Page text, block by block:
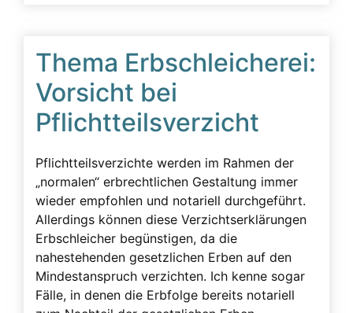
Thema Erbschleicherei:
Vorsicht bei
Pflichtteilsverzicht
Pflichtteilsverzichte werden im Rahmen der
„normalen“ erbrechtlichen Gestaltung immer
wieder empfohlen und notariell durchgeführt.
Allerdings können diese Verzichtserklärungen
Erbschleicher begünstigen, da die
nahestehenden gesetzlichen Erben auf den
Mindestanspruch verzichten. Ich kenne sogar
Fälle, in denen die Erbfolge bereits notariell